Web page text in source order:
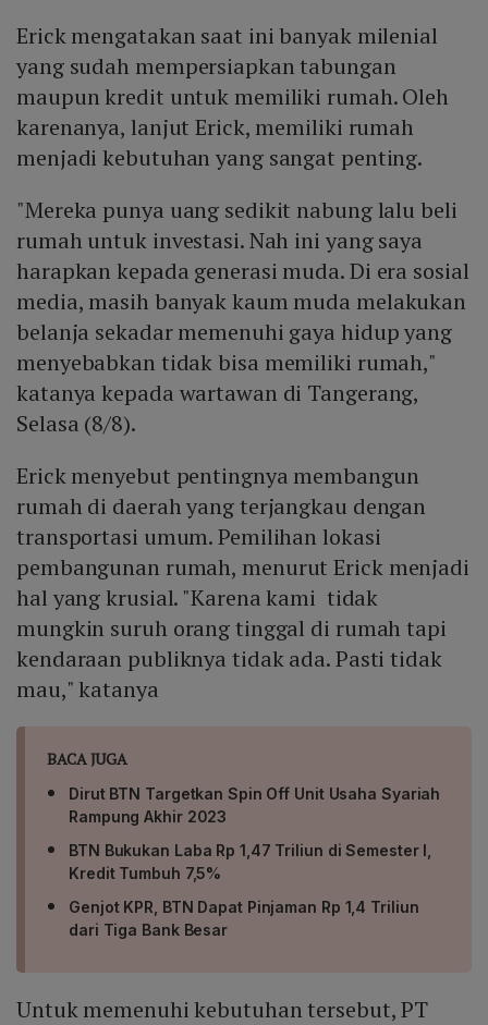
Erick mengatakan saat ini banyak milenial
yang sudah mempersiapkan tabungan
maupun kredit untuk memiliki rumah. Oleh
karenanya, lanjut Erick, memiliki rumah
menjadi kebutuhan yang sangat penting.
"Mereka punya uang sedikit nabung lalu beli
rumah untuk investasi. Nah ini yang saya
harapkan kepada generasi muda. Di era sosial
media, masih banyak kaum muda melakukan
belanja sekadar memenuhi gaya hidup yang
menyebabkan tidak bisa memiliki rumah,"
katanya kepada wartawan di Tangerang,
Selasa (8/8).
Erick menyebut pentingnya membangun
rumah di daerah yang terjangkau dengan
transportasi umum. Pemilihan lokasi
pembangunan rumah, menurut Erick menjadi
hal yang krusial. "Karena kami tidak
mungkin suruh orang tinggal di rumah tapi
kendaraan publiknya tidak ada. Pasti tidak
mau," katanya
BACA JUGA
Dirut BTN Targetkan Spin Off Unit Usaha Syariah
Rampung Akhir 2023
BTN Bukukan Laba Rp 1,47 Triliun di Semester I,
Kredit Tumbuh 7,5%
Genjot KPR, BTN Dapat Pinjaman Rp 1,4 Triliun
dari Tiga Bank Besar
Untuk memenuhi kebutuhan tersebut, PT